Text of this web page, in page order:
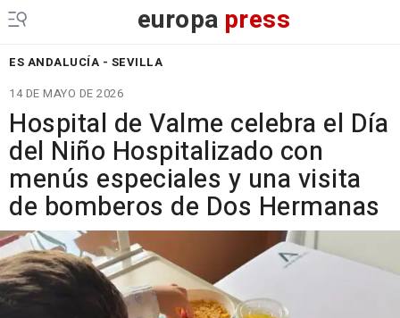
europa press
ES ANDALUCÍA - SEVILLA
14 DE MAYO DE 2026
Hospital de Valme celebra el Día
del Niño Hospitalizado con
menús especiales y una visita
de bomberos de Dos Hermanas